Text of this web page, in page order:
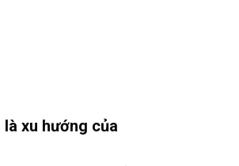
xu hướng của